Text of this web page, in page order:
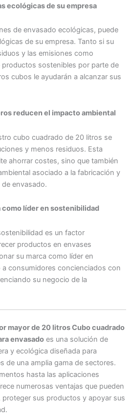
ecológicas de su empresa
de envasado ecológicas, puede
de su empresa. Tanto si su
y las emisiones como
productos sostenibles por parte de
cubos le ayudarán a alcanzar sus
reducen el impacto ambiental
cubo cuadrado de 20 litros se
y menos residuos. Esta
ahorrar costes, sino que también
asociado a la fabricación y
envasado.
como líder en sostenibilidad
es un factor
productos en envases
su marca como líder en
consumidores concienciados con
su negocio de la
mayor de 20 litros Cubo cuadrado
envasado es una solución de
y ecológica diseñada para
de una amplia gama de sectores.
hasta las aplicaciones
numerosas ventajas que pueden
proteger sus productos y apoyar sus